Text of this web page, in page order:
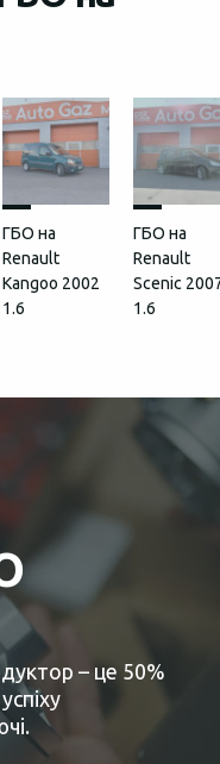
ГБО на
Renault
Kangoo 2002
1.6
ГБО на
Renault
Scenic
1.6
– це 50%